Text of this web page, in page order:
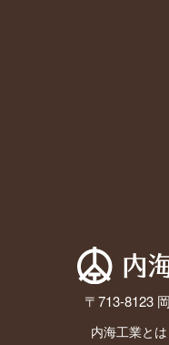
〒713-8123
内海工業とは